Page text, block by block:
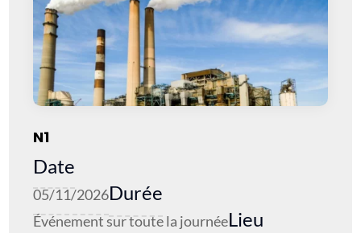
N1
Date
05/11/2026Durée
Événement sur toute la journéeLieu